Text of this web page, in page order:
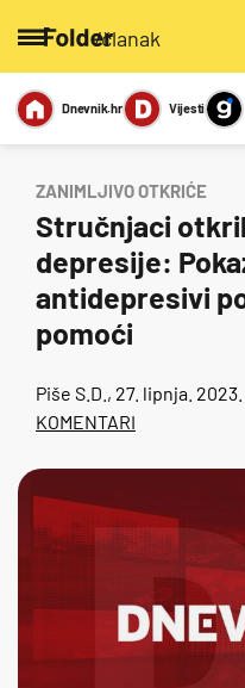
/članak
Miks
Sexy
Dnevnik.hr Vijesti
ZANIMLJIVO OTKRIĆE
Stručnjaci
depresije:
antidepresivi
pomoći
Piše S.D. , 27. lipnja. 2023.
KOMENTARI